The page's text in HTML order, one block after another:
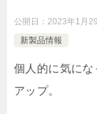
公開日： 2023年1月
新製品情報
個人的に気に
アップ。